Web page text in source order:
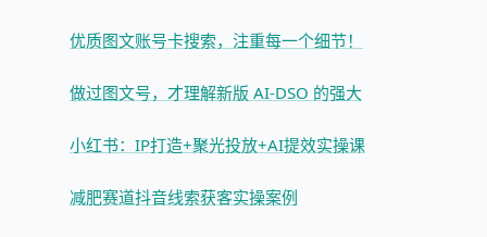
优质图文账号卡搜索，注重每一个细节！
做过图文号，才理解新版 AI-DSO 的强大
小红书：IP打造+聚光投放+AI提效实操课
减肥赛道抖音线索获客实操案例